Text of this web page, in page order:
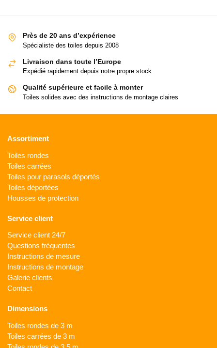
Près de 20 ans d’expérience
Spécialiste des toiles depuis 2008
Livraison dans toute l’Europe
Expédié rapidement depuis notre propre stock
Qualité supérieure et facile à monter
Toiles solides avec des instructions de montage claires
Assortiment
Toiles rondes
Toiles carrées
Toiles pour parasols déportés
Toiles déportées
Housses de protection
Service client
Service client 24/7
Questions fréquentes
Instructions de mesure
Instructions de montage
Galerie clients
Contact
Dimensions
Toiles rondes de 3 m
Toiles carrées de 3 m